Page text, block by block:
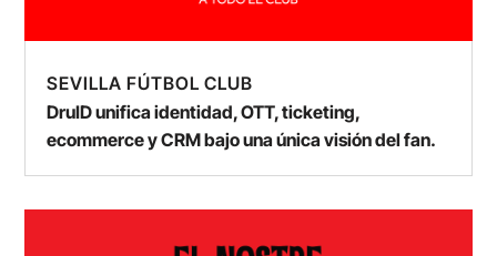
SEVILLA FÚTBOL CLUB
DruID unifica identidad, OTT, ticketing,
ecommerce y CRM bajo una única visión del fan.